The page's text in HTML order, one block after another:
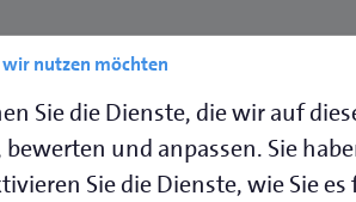
begrenzt
nutzen möchten
Sie die Dienste, die wir auf
und anpassen. Sie
Sie die Dienste, wie Sie